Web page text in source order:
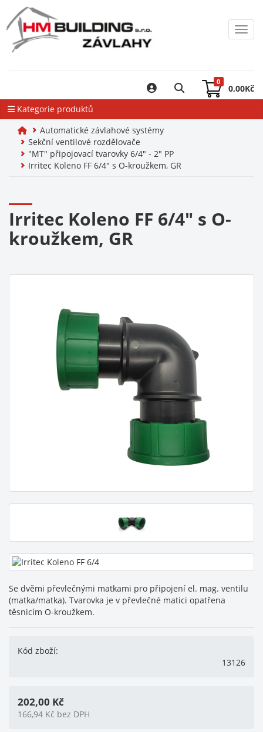
0
0,00Kč
Kategorie produktů
Automatické závlahové systémy
Sekční ventilové rozdělovače
"MT" připojovací tvarovky 6/4" - 2" PP
Irritec Koleno FF 6/4" s O-kroužkem, GR
Irritec Koleno FF 6/4" s O-
kroužkem, GR
Se dvěmi převlečnými matkami pro připojení el. mag. ventilu
(matka/matka). Tvarovka je v převlečné matici opatřena
těsnicím O-kroužkem.
Kód zboží:
13126
202,00 Kč
166,94 Kč bez DPH